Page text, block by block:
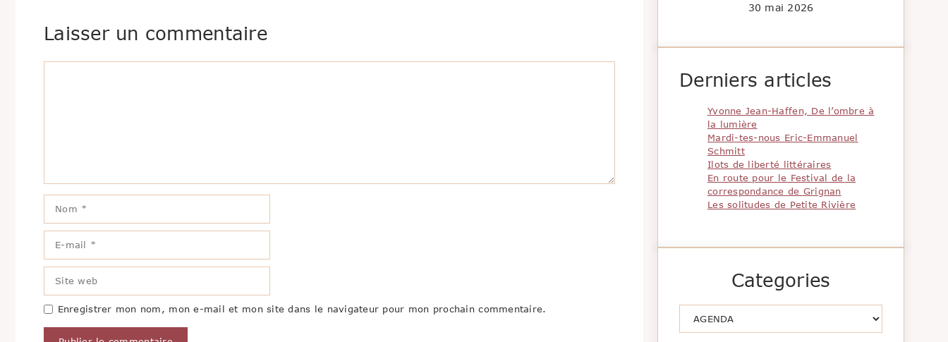
Laisser un commentaire
mail
web
Enregistrer mon nom, mon e-mail et mon site dans le navigateur pour mon prochain commentaire.
30 mai 2026
Derniers articles
Yvonne Jean-Haffen, De l’ombre à
la lumière
Mardi-tes-nous Eric-Emmanuel
Schmitt
Ilots de liberté littéraires
En route pour le Festival de la
correspondance de Grignan
Les solitudes de Petite Rivière
Categories